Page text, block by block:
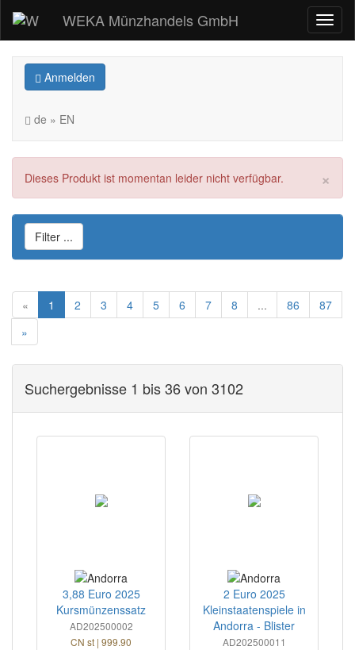
WEKA Münzhandels GmbH
Anmelden
de » EN
×
Dieses Produkt ist momentan leider nicht verfügbar.
Filter ...
« 1 2 3 4 5 6 7 8 ... 86
87
»
Suchergebnisse 1 bis 36 von 3102
3,88 Euro 2025
Kursmünzenssatz
AD202500002
CN st | 999.90
2 Euro 2025
Kleinstaatenspiele in
Andorra - Blister
AD202500011